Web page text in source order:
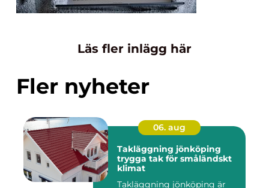
Läs fler inlägg här
Fler nyheter
06. aug
Takläggning jönköping
trygga tak för småländskt
klimat
Takläggning jönköping är